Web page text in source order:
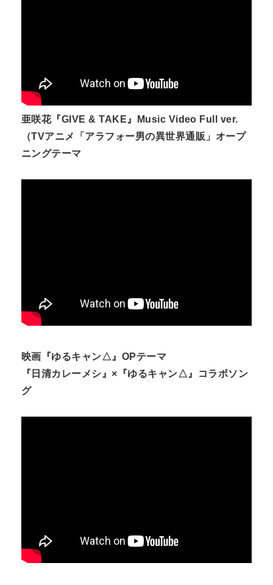
亜咲花『GIVE & TAKE』Music Video Full ver.
（TVアニメ「アラフォー男の異世界通販」オープ
ニングテーマ
映画『ゆるキャン△』OPテーマ
『日清カレーメシ』×『ゆるキャン△』コラボソン
グ